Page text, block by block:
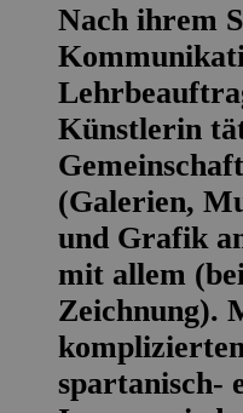
Nach ihrem
Künstlerin
(Galerien,
und Grafik
mit allem
Zeichnung).
spartanisch-